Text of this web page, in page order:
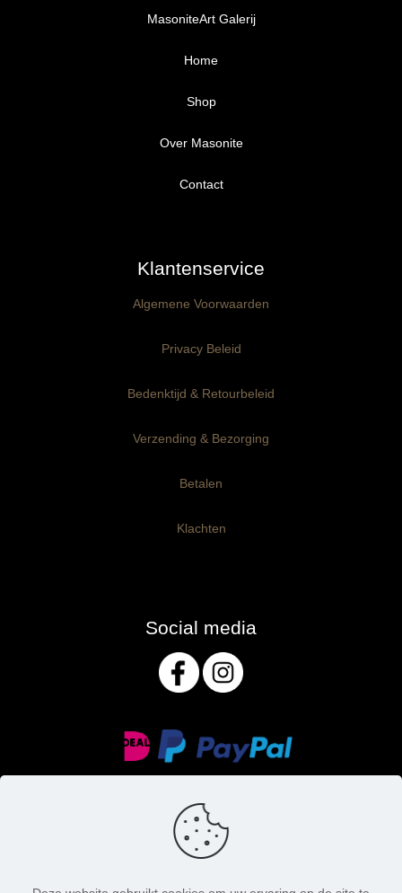
MasoniteArt Galerij
Home
Shop
Alle producten
Proefpakket
3mm dik
6mm dik
Kant-en-Klaar panelen
3mm dik
6mm dik
Ophangklaar panelen
Maatwerk
Over Masonite
Contact
Klantenservice
Algemene Voorwaarden
Privacy Beleid
Bedenktijd & Retourbeleid
Verzending & Bezorging
Betalen
Klachten
Social media